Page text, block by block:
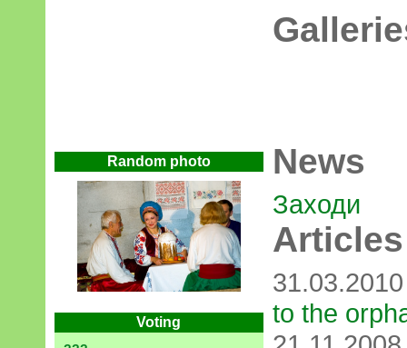
Random photo
Voting
News
Заходи
Articles
to the